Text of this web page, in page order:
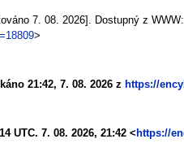
7. 08. 2026]. Dostupný z
>
21:42, 7. 08. 2026 z https://
UTC. 7. 08. 2026, 21:42 < https://